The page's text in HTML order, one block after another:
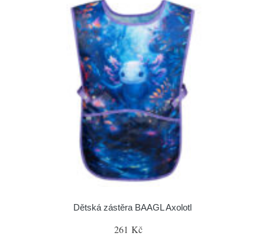
Dětská zástěra BAAGL Axolotl
261 Kč